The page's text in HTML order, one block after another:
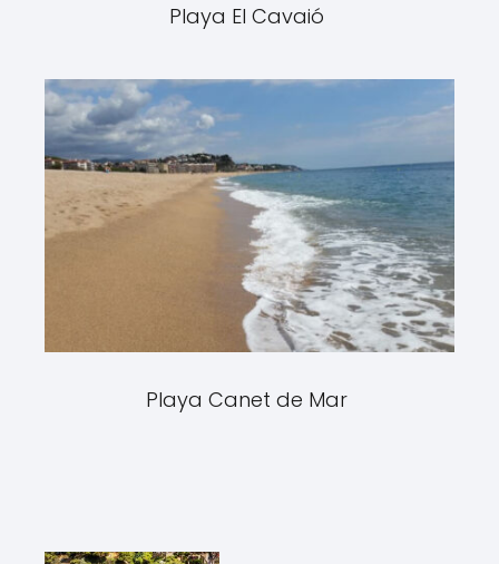
Playa El Cavaió
Playa Canet de Mar